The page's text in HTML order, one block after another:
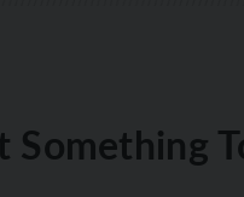
Something